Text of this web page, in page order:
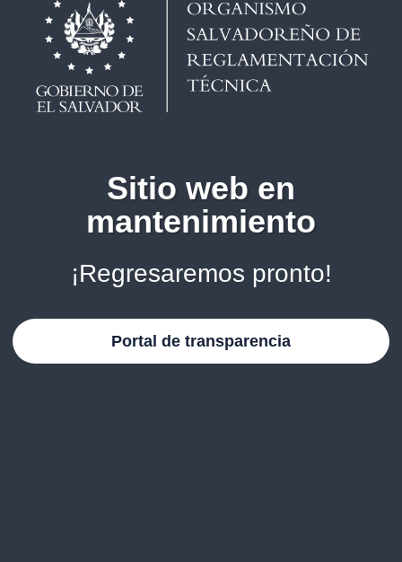
Sitio web en
mantenimiento
¡Regresaremos pronto!
Portal de transparencia